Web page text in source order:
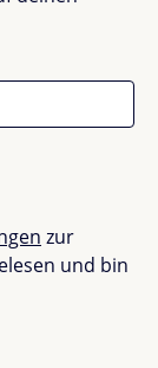
zur
und bin